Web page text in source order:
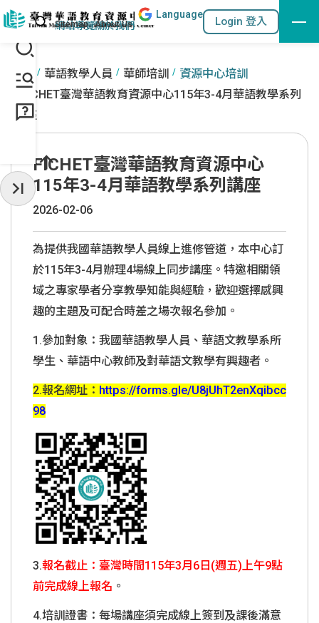
跳到主要內容區塊
::: 站內搜尋
網站導覽關於我們
Language
Login 登入
:::
首頁 華語教學人員 華師培訓
資源中心培訓
FICHET臺灣華語教育資源中心115年3-4月華語教學系列
講座
FICHET臺灣華語教育資源中心
115年3-4月華語教學系列講座
2026-02-06
為提供我國華語教學人員線上進修管道，本中心訂
於115年3-4月辦理4場線上同步講座。特邀相關領
域之專家學者分享教學知能與經驗，歡迎選擇感興
趣的主題及可配合時差之場次報名參加。
1.參加對象：我國華語教學人員、華語文教學系所
學生、華語中心教師及對華語文教學有興趣者。
2.報名網址： https://forms.gle/U8jUhT2enXqibcc
98
3.報名截止：臺灣時間115年3月6日(週五)上午9點
前完成線上報名 。
4.培訓證書：每場講座須完成線上簽到及課後滿意
收起常用服務